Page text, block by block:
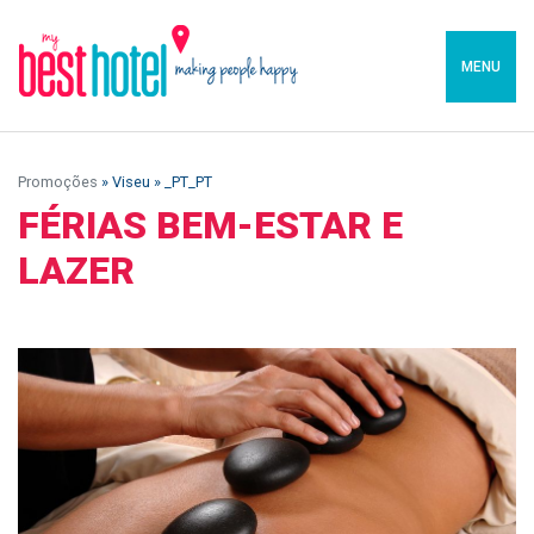
MENU
Promoções » Viseu » _PT_PT
FÉRIAS BEM-ESTAR E
LAZER